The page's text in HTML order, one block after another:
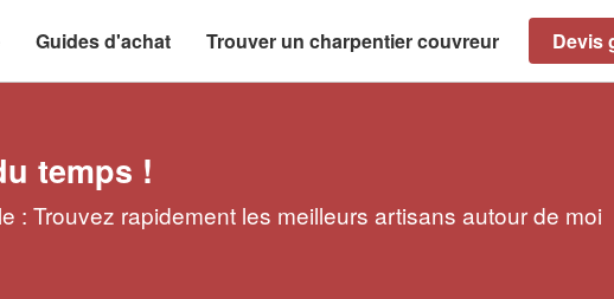
Guides d'achat Trouver un charpentier couvreur Devis
temps !
: Trouvez rapidement les meilleurs artisans autour de moi